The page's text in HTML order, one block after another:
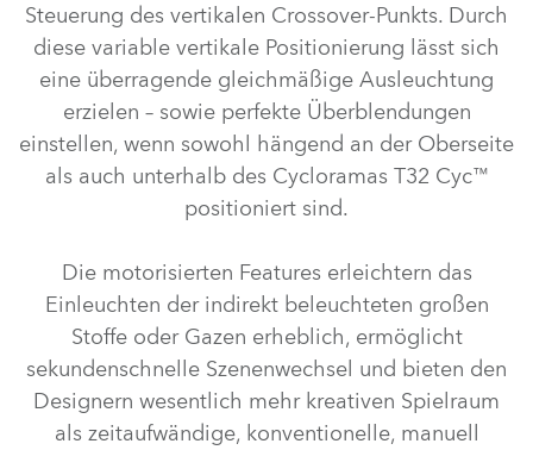
Steuerung des vertikalen Crossover-Punkts. Durch
diese variable vertikale Positionierung lässt sich
eine überragende gleichmäßige Ausleuchtung
erzielen – sowie perfekte Überblendungen
einstellen, wenn sowohl hängend an der Oberseite
als auch unterhalb des Cycloramas T32 Cyc™
positioniert sind.
Die motorisierten Features erleichtern das
Einleuchten der indirekt beleuchteten großen
Stoffe oder Gazen erheblich, ermöglicht
sekundenschnelle Szenenwechsel und bieten den
Designern wesentlich mehr kreativen Spielraum
als zeitaufwändige, konventionelle, manuell